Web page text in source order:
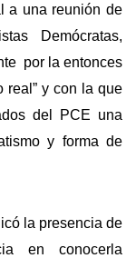
a una reunión de
Demócratas,
por la entonces
real” y con la que
del PCE una
y forma de
la presencia de
en conocerla